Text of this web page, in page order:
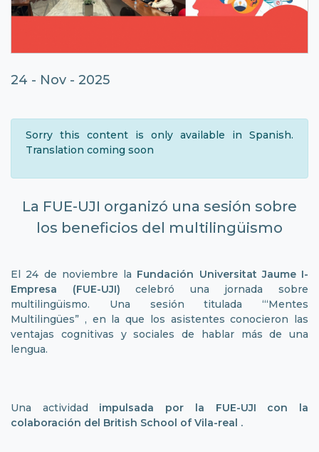
24 - Nov - 2025
Sorry this content is only available in Spanish.
Translation coming soon
La FUE-UJI organizó una sesión sobre
los beneficios del multilingüismo
El 24 de noviembre la Fundación Universitat Jaume I-
Empresa (FUE-UJI)celebró una jornada sobre
multilingüismo. Una sesión titulada “‘Mentes
Multilingües” , en la que los asistentes conocieron las
ventajas cognitivas y sociales de hablar más de una
lengua.
Una actividad impulsada por la FUE-UJI con la
colaboración del British School of Vila-real .